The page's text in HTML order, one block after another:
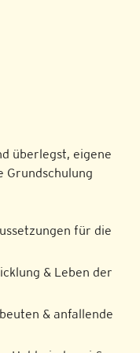
überlegst, eigene
Grundschulung
für die
& Leben der
& anfallende